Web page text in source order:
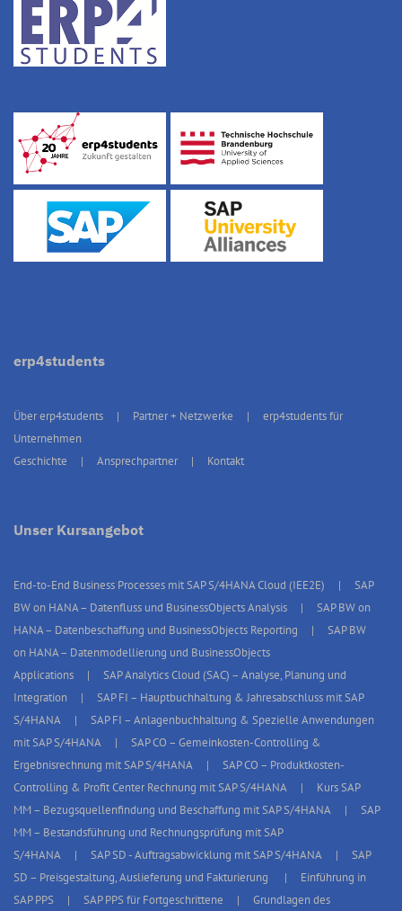
erp4students
Über erp4students Partner + Netzwerke
erp4students für
Unternehmen
Geschichte
Ansprechpartner Kontakt
Unser Kursangebot
End-to-End Business Processes mit SAP S/4HANA Cloud (IEE2E)
SAP
BW on HANA – Datenfluss und BusinessObjects Analysis
SAP BW on
HANA – Datenbeschaffung und BusinessObjects Reporting
SAP BW
on HANA – Datenmodellierung und BusinessObjects
Applications
SAP Analytics Cloud (SAC) – Analyse, Planung und
Integration
SAP FI – Hauptbuchhaltung & Jahresabschluss mit SAP
S/4HANA
SAP FI – Anlagenbuchhaltung & Spezielle Anwendungen
mit SAP S/4HANA
SAP CO – Gemeinkosten-Controlling &
Ergebnisrechnung mit SAP S/4HANA
SAP CO – Produktkosten-
Controlling & Profit Center Rechnung mit SAP S/4HANA
Kurs SAP
MM – Bezugsquellenfindung und Beschaffung mit SAP S/4HANA
SAP
MM – Bestandsführung und Rechnungsprüfung mit SAP
S/4HANA
SAP SD - Auftragsabwicklung mit SAP S/4HANA
SAP
SD – Preisgestaltung, Auslieferung und Fakturierung
Einführung in
SAP PPS
SAP PPS für Fortgeschrittene Grundlagen des